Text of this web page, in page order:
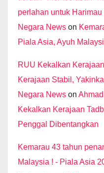
perlahan untuk
Negara News on
Piala Asia, Ayuh
RUU Kekalkan
Kerajaan Stabil,
Negara News on
Kekalkan Kerajaan
Penggal Dibentangkan
Kemarau 43 tahun
Malaysia ! - Piala Asia